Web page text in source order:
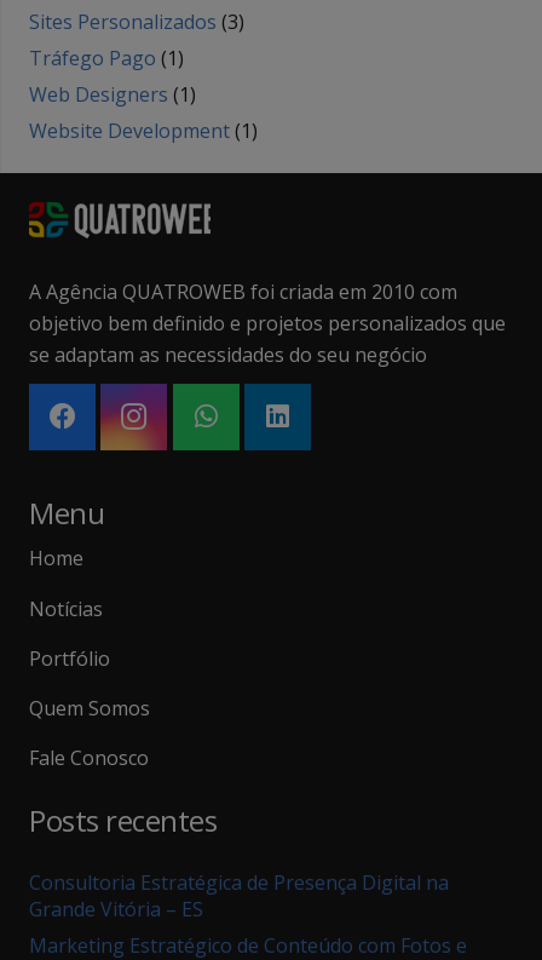
Sites Personalizados (3)
Tráfego Pago (1)
Web Designers (1)
Website Development(1)
A Agência QUATROWEB foi criada em 2010 com
objetivo bem definido e projetos personalizados que
se adaptam as necessidades do seu negócio
Menu
Home
Notícias
Portfólio
Quem Somos
Fale Conosco
Posts recentes
Consultoria Estratégica de Presença Digital na
Grande Vitória – ES
Marketing Estratégico de Conteúdo com Fotos e